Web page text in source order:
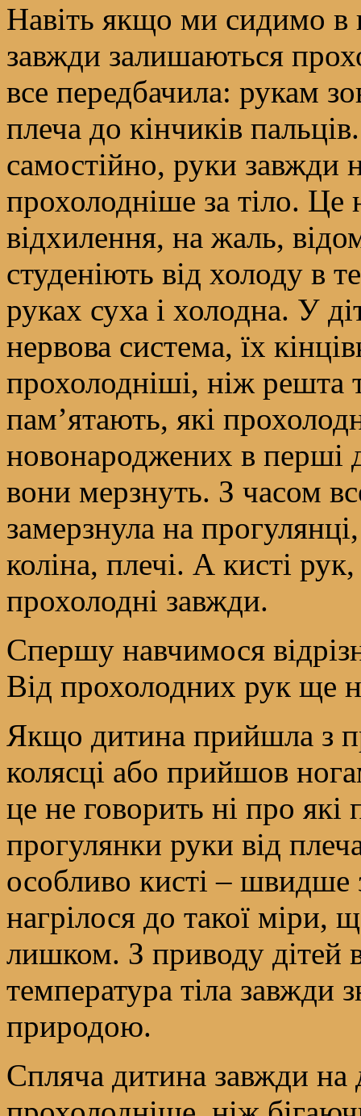
Навіть якщо ми сидимо в
завжди залишаються
все передбачила: рукам
плеча до кінчиків
самостійно, руки завжди
прохолодніше за тіло.
відхилення, на жаль,
студеніють від холоду в
руках суха і холодна. У
нервова система, їх
прохолодніші, ніж решта
пам’ятають, які
новонароджених в перші
вони мерзнуть. З часом
замерзнула на
коліна, плечі. А кисті
прохолодні завжди.
Спершу навчимося
Від прохолодних рук ще
Якщо дитина прийшла з
колясці або прийшов
це не говорить ні про
прогулянки руки від
особливо кисті – швидше
нагрілося до такої міри,
лишком. З приводу дітей
температура тіла завжди
природою.
Спляча дитина завжди на